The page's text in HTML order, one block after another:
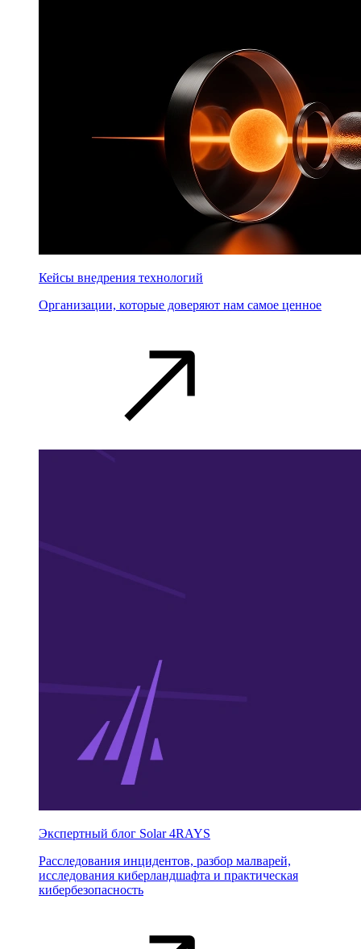
Кейсы внедрения технологий
Организации, которые доверяют нам самое ценное
Экспертный блог Solar 4RAYS
Расследования инцидентов, разбор малварей,
исследования киберландшафта и практическая
кибербезопасность